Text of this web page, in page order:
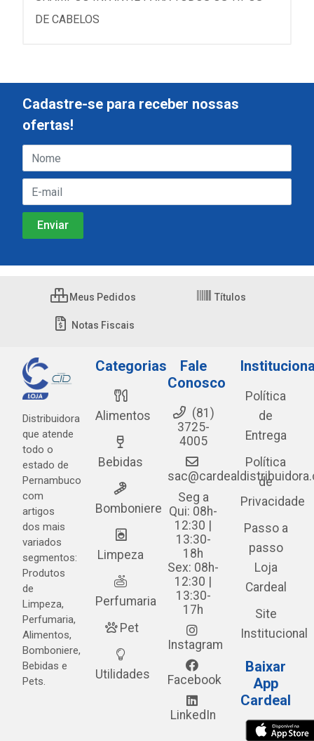
DE CABELOS
Cadastre-se para receber nossas
ofertas!
Meus Pedidos Títulos
Notas Fiscais
Distribuidora
que atende
todo o
estado de
Pernambuco
com
artigos
dos mais
variados
segmentos:
Produtos
de
Limpeza,
Perfumaria,
Alimentos,
Bomboniere,
Bebidas e
Pets.
Categorias
Alimentos
Bebidas
Bomboniere
Limpeza
Perfumaria
Pet
Utilidades
Fale
Conosco
(81)
3725-
4005
Seg a
Qui: 08h-
12:30 |
13:30-
18h
Sex: 08h-
12:30 |
13:30-
17h
Instagram
Facebook
LinkedIn
Política
de
Entrega
Política
de
Privacidade
Passo a
passo
Loja
Cardeal
Site
Institucional
Baixar
App
Cardeal